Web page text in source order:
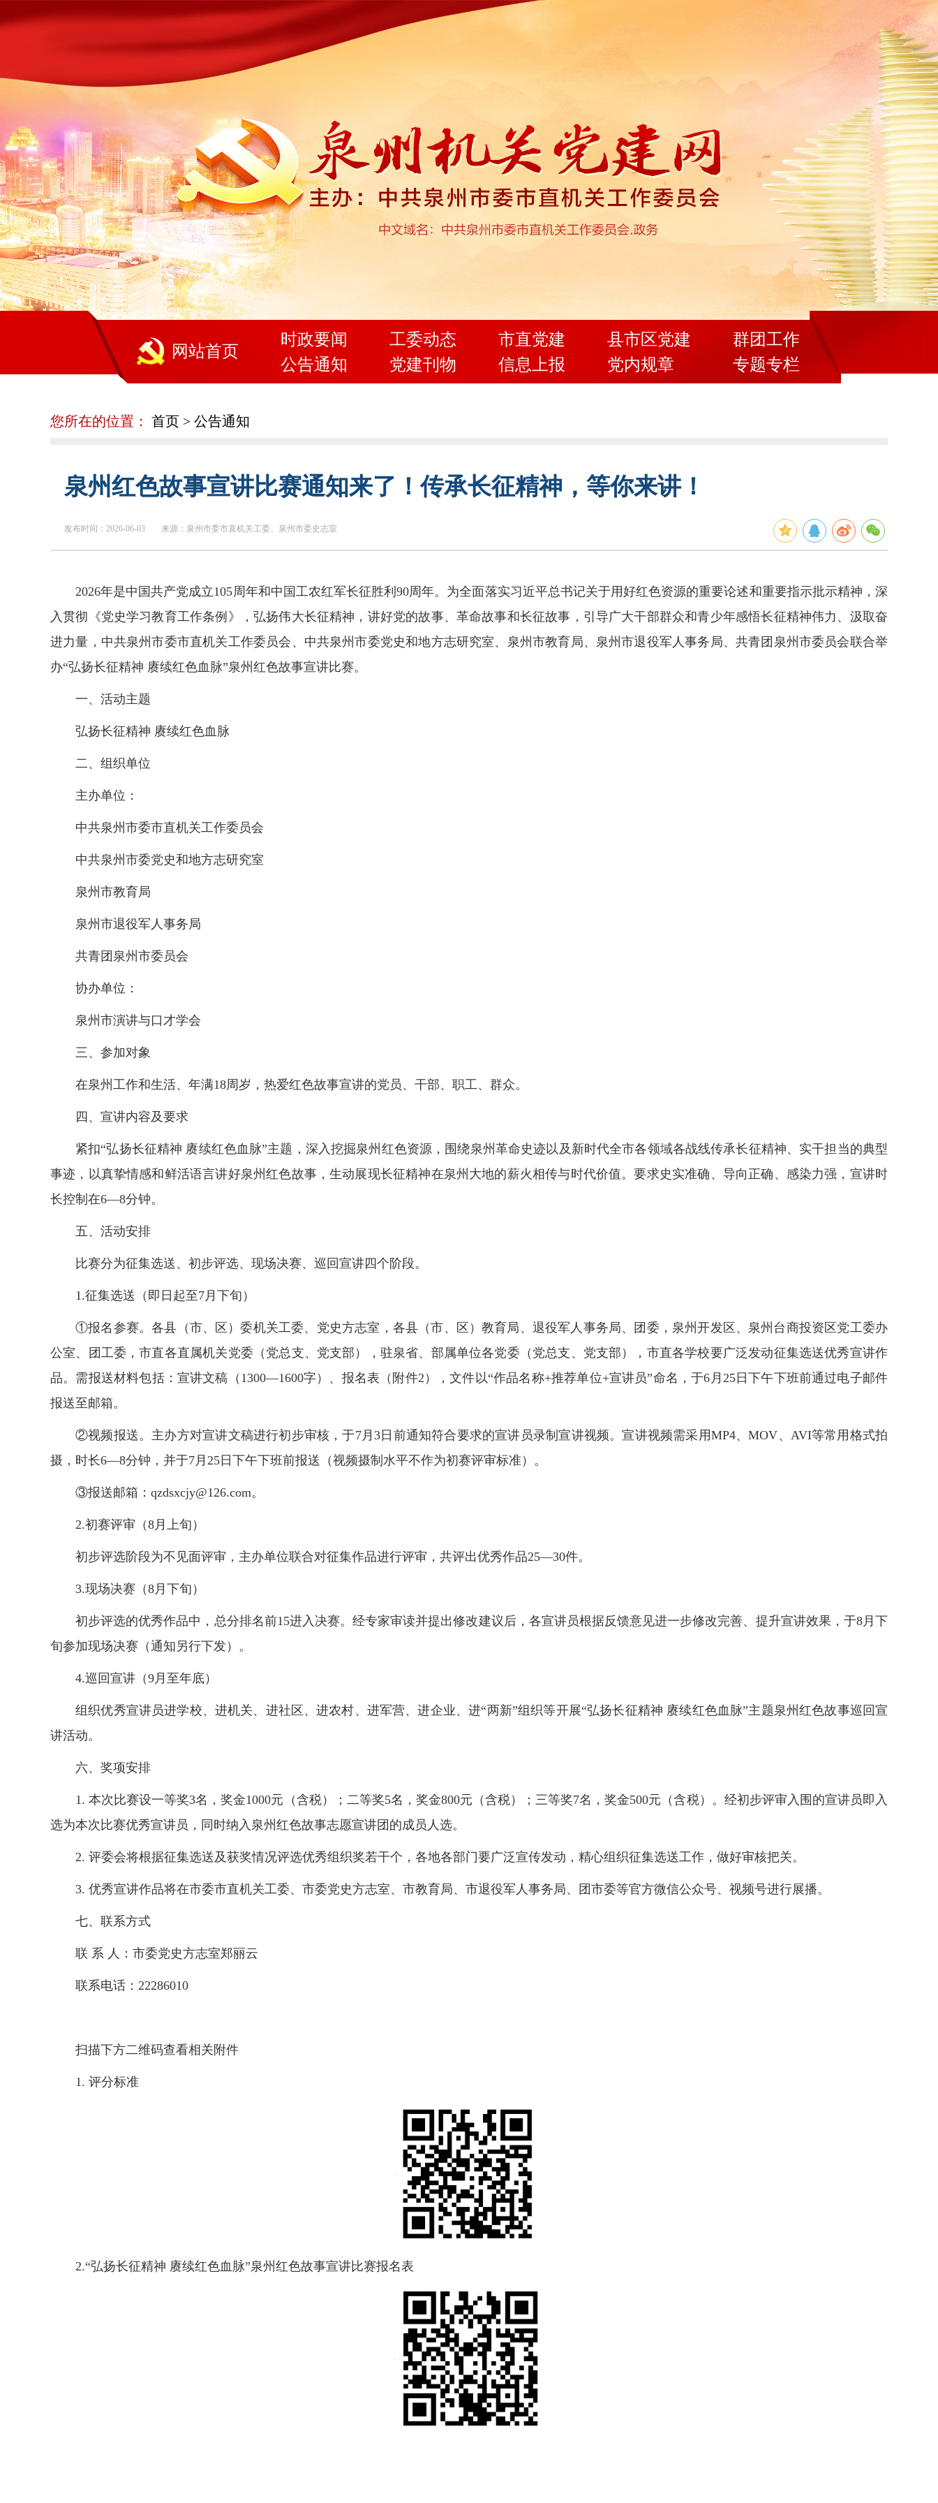
网站首页
时政要闻
公告通知
工委动态
党建刊物
市直党建
信息上报
县市区党建
党内规章
群团工作
专题专栏
您所在的位置： 首页 > 公告通知
泉州红色故事宣讲比赛通知来了！传承长征精神，等你来讲！
发布时间：2026-06-03 来源：泉州市委市直机关工委、泉州市委史志室
2026年是中国共产党成立105周年和中国工农红军长征胜利90周年。为全面落实习近平总书记关于用好红色资源的重要论述和重要指示批示精神，深
入贯彻《党史学习教育工作条例》，弘扬伟大长征精神，讲好党的故事、革命故事和长征故事，引导广大干部群众和青少年感悟长征精神伟力、汲取奋
进力量，中共泉州市委市直机关工作委员会、中共泉州市委党史和地方志研究室、泉州市教育局、泉州市退役军人事务局、共青团泉州市委员会联合举
办“弘扬长征精神 赓续红色血脉”泉州红色故事宣讲比赛。
一、活动主题
弘扬长征精神 赓续红色血脉
二、组织单位
主办单位：
中共泉州市委市直机关工作委员会
中共泉州市委党史和地方志研究室
泉州市教育局
泉州市退役军人事务局
共青团泉州市委员会
协办单位：
泉州市演讲与口才学会
三、参加对象
在泉州工作和生活、年满18周岁，热爱红色故事宣讲的党员、干部、职工、群众。
四、宣讲内容及要求
紧扣“弘扬长征精神 赓续红色血脉”主题，深入挖掘泉州红色资源，围绕泉州革命史迹以及新时代全市各领域各战线传承长征精神、实干担当的典型
事迹，以真挚情感和鲜活语言讲好泉州红色故事，生动展现长征精神在泉州大地的薪火相传与时代价值。要求史实准确、导向正确、感染力强，宣讲时
长控制在6—8分钟。
五、活动安排
比赛分为征集选送、初步评选、现场决赛、巡回宣讲四个阶段。
1.征集选送 （即日起至7月下旬）
①报名参赛。各县（市、区）委机关工委、党史方志室，各县（市、区）教育局、退役军人事务局、团委，泉州开发区、泉州台商投资区党工委办
公室、团工委，市直各直属机关党委（党总支、党支部），驻泉省、部属单位各党委（党总支、党支部），市直各学校要广泛发动征集选送优秀宣讲作
品。需报送材料包括：宣讲文稿（1300—1600字）、报名表（附件2），文件以“作品名称+推荐单位+宣讲员”命名，于6月25日下午下班前通过电子邮件
报送至邮箱。
②视频报送。主办方对宣讲文稿进行初步审核，于7月3日前通知符合要求的宣讲员录制宣讲视频。宣讲视频需采用MP4、MOV、AVI等常用格式拍
摄，时长6—8分钟，并于7月25日下午下班前报送（视频摄制水平不作为初赛评审标准）。
③报送邮箱： qzdsxcjy@126.com。
2.初赛评审 （8月上旬）
初步评选阶段为不见面评审，主办单位联合对征集作品进行评审，共评出优秀作品25—30件。
3.现场决赛 （8月下旬）
初步评选的优秀作品中，总分排名前15进入决赛。经专家审读并提出修改建议后，各宣讲员根据反馈意见进一步修改完善、提升宣讲效果，于8月下
旬参加现场决赛（通知另行下发）。
4.巡回宣讲 （9月至年底）
组织优秀宣讲员进学校、进机关、进社区、进农村、进军营、进企业、进“两新”组织等开展“弘扬长征精神 赓续红色血脉”主题泉州红色故事巡回宣
讲活动。
六、奖项安排
1. 本次比赛设一等奖3名，奖金1000元（含税）；二等奖5名，奖金800元（含税）；三等奖7名，奖金500元（含税）。经初步评审入围的宣讲员即入
选为本次比赛优秀宣讲员，同时纳入泉州红色故事志愿宣讲团的成员人选。
2. 评委会将根据征集选送及获奖情况评选优秀组织奖若干个，各地各部门要广泛宣传发动，精心组织征集选送工作，做好审核把关。
3. 优秀宣讲作品将在市委市直机关工委、市委党史方志室、市教育局、市退役军人事务局、团市委等官方微信公众号、视频号进行展播。
七、联系方式
联 系 人：市委党史方志室郑丽云
联系电话：22286010
扫描下方二维码查看相关附件
1. 评分标准
2.“弘扬长征精神 赓续红色血脉”泉州红色故事宣讲比赛报名表